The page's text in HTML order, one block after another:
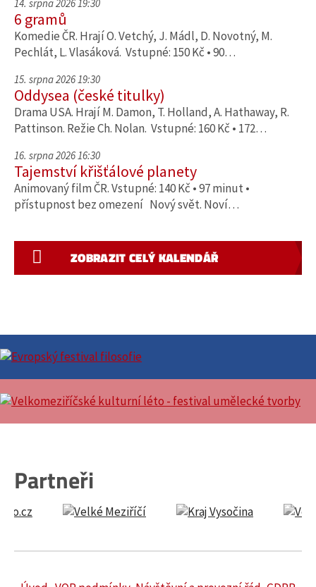
14. srpna 2026 19:30
6 gramů
Komedie ČR. Hrají O. Vetchý, J. Mádl, D. Novotný, M.
Pechlát, L. Vlasáková. Vstupné: 150 Kč • 90…
15. srpna 2026 19:30
Oddysea (české titulky)
Drama USA. Hrají M. Damon, T. Holland, A. Hathaway, R.
Pattinson. Režie Ch. Nolan. Vstupné: 160 Kč • 172…
16. srpna 2026 16:30
Tajemství křišťálové planety
Animovaný film ČR. Vstupné: 140 Kč • 97 minut •
přístupnost bez omezení Nový svět. Noví…
ZOBRAZIT CELÝ KALENDÁŘ
Partneři